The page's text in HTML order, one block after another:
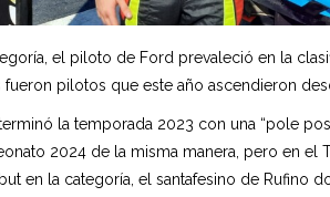
el piloto de Ford prevaleció en la
fueron pilotos que este año ascendieron
la temporada 2023 con una “pole
2024 de la misma manera, pero en el
en la categoría, el santafesino de Rufino